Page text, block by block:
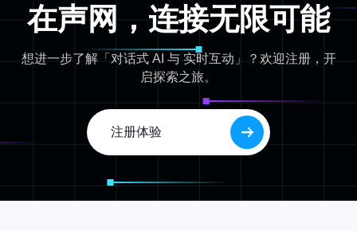
在声网，连接无限可能
想进一步了解「对话式 AI 与 实时互动」？欢迎注册，开
启探索之旅。
注册体验